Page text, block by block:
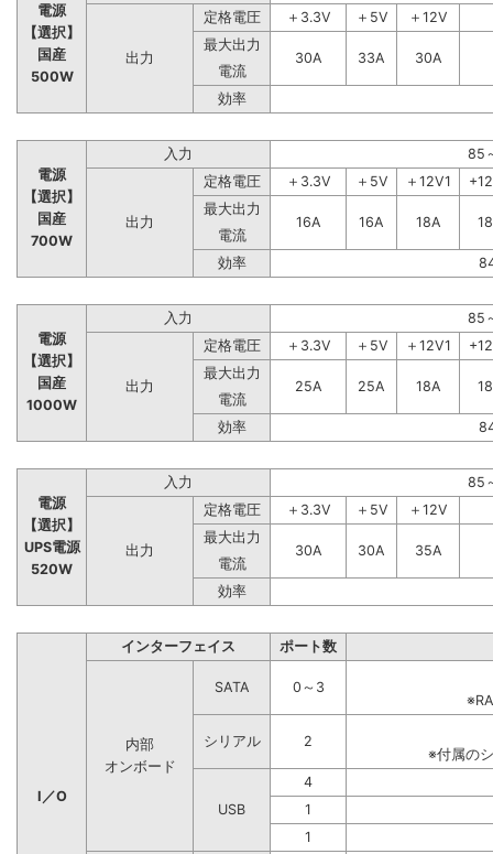
電源
【選択】
国産
500W
出力
定格電圧 ＋3.3V ＋5V
＋12V
最大出力
30A
33A
30A
電流
効率
電源
【選択】
国産
700W
入力 85
出力
定格電圧 ＋3.3V ＋5V ＋12V1
最大出力
16A
16A 18A
電流
効率
電源
【選択】
国産
1000W
入力 85
出力
定格電圧 ＋3.3V ＋5V ＋12V1
最大出力
25A
25A 18A
電流
効率
電源
【選択】
UPS電源
520W
入力 85
出力
定格電圧 ＋3.3V ＋5V
＋12V
最大出力
30A
30A
35A
電流
効率
I／O
インターフェイス ポート数
内部
オンボード
SATA
0～3
シリアル
2
※付属の
USB
4
1
1